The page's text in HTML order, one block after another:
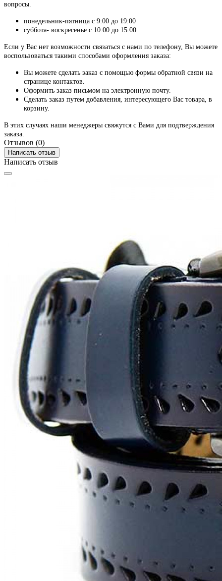
вопросы.
понедельник-пятница с 9:00 до 19:00
суббота- воскресенье с 10:00 до 15:00
Если у Вас нет возможности связаться с нами по телефону, Вы можете
воспользоваться такими способами оформления заказа:
Вы можете сделать заказ с помощью формы обратной связи на
странице контактов.
Оформить заказ письмом на электронную почту.
Сделать заказ путем добавления, интересующего Вас товара, в
корзину.
В этих случаях наши менеджеры свяжутся с Вами для подтверждения
заказа.
Отзывов (0)
Написать отзыв
Написать отзыв